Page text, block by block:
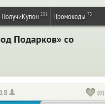
ПолучиКупон 201 Промокоды 73
Подарков» со
(0)